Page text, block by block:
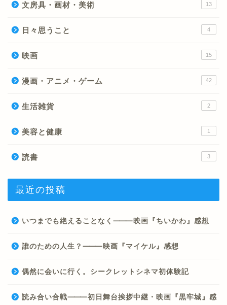
文房具・画材・美術 13
日々思うこと 4
映画 15
漫画・アニメ・ゲーム 42
生活雑貨 2
美容と健康 1
読書 3
最近の投稿
いつまでも絶えることなく⸻映画『ちいかわ』感想
誰のための人生？⸻映画『マイケル』感想
偶然に会いに行く。シークレットシネマ初体験記
読み合い合戦⸻初日舞台挨拶中継・映画『黒牢城』感